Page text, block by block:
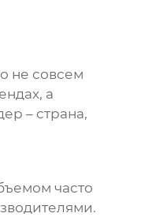
не совсем
а
– страна,
часто